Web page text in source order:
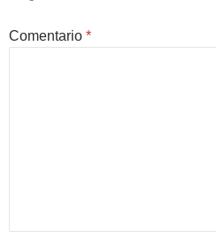
Comentario *